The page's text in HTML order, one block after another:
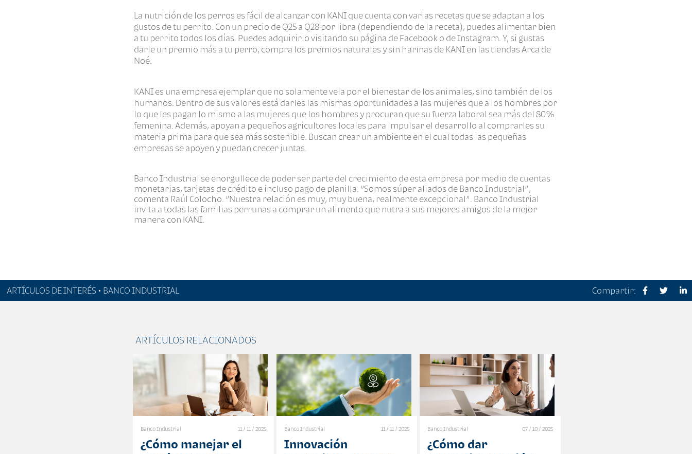
La nutrición de los perros es fácil de alcanzar con KANI que cuenta con varias recetas que se adaptan a los
gustos de tu perrito. Con un precio de Q25 a Q28 por libra (dependiendo de la receta), puedes alimentar bien
a tu perrito todos los días. Puedes adquirirlo visitando su página de Facebook o de Instagram. Y, si gustas
darle un premio más a tu perro, compra los premios naturales y sin harinas de KANI en las tiendas Arca de
Noé.
KANI es una empresa ejemplar que no solamente vela por el bienestar de los animales, sino también de los
humanos. Dentro de sus valores está darles las mismas oportunidades a las mujeres que a los hombres por
lo que les pagan lo mismo a las mujeres que los hombres y procuran que su fuerza laboral sea más del 80%
femenina. Además, apoyan a pequeños agricultores locales para impulsar el desarrollo al comprarles su
materia prima para que sea más sostenible. Buscan crear un ambiente en el cual todas las pequeñas
empresas se apoyen y puedan crecer juntas.
Banco Industrial se enorgullece de poder ser parte del crecimiento de esta empresa por medio de cuentas
monetarias, tarjetas de crédito e incluso pago de planilla. “Somos súper aliados de Banco Industrial”,
comenta Raúl Colocho. “Nuestra relación es muy, muy buena, realmente excepcional”. Banco Industrial
invita a todas las familias perrunas a comprar un alimento que nutra a sus mejores amigos de la mejor
manera con KANI.
ARTÍCULOS DE INTERÉS • BANCO INDUSTRIAL Compartir:
ARTÍCULOS RELACIONADOS
Banco Industrial 11 / 11 / 2025
¿Cómo manejar el
Banco Industrial 11 / 11 / 2025
Innovación
Banco Industrial 07 / 10 / 2025
¿Cómo dar